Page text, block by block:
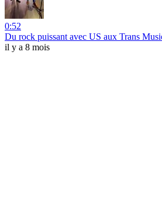
0:52
Du rock puissant avec US aux Trans
il y a 8 mois